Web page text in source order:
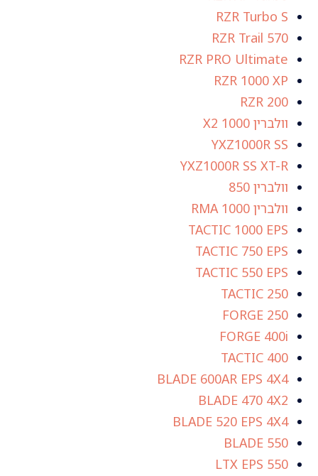
RZR Turbo S
RZR Trail 570
RZR PRO Ultimate
RZR 1000 XP
RZR 200
וולברין X2 1000
YXZ1000R SS
YXZ1000R SS XT-R
וולברין 850
וולברין RMA 1000
TACTIC 1000 EPS
TACTIC 750 EPS
TACTIC 550 EPS
TACTIC 250
FORGE 250
FORGE 400i
TACTIC 400
BLADE 600AR EPS 4X4
BLADE 470 4X2
BLADE 520 EPS 4X4
BLADE 550
550 LTX EPS